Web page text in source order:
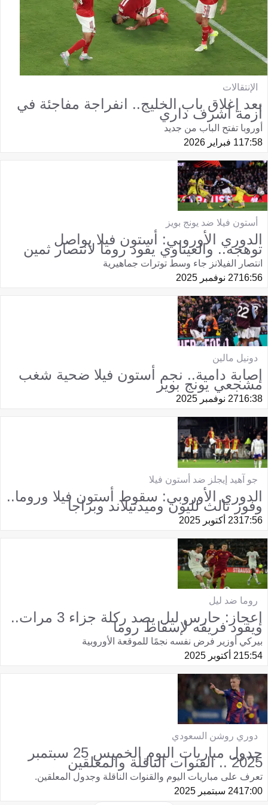
الإنتقالات
بعد إغلاق باب الخليج.. انفراجة مفاجئة في
أزمة أشرف داري
أوروبا تفتح الباب من جديد
17:581 فبراير 2026
أستون فيلا ضد يونج بويز
الدوري الأوروبي: أستون فيلا يواصل
توهجه.. والعيناوي يقود روما لانتصار ثمين
انتصار الفيلانز جاء وسط توترات جماهيرية
16:5627 نوفمبر 2025
دونيل مالين
إصابة دامية.. نجم أستون فيلا ضحية شغب
مشجعي يونج بويز
16:3827 نوفمبر 2025
جو آهيد إيجلز ضد أستون فيلا
الدوري الأوروبي: سقوط أستون فيلا وروما..
وفوز ثالث لليون وميدتيلاند وبراجا
17:5623 أكتوبر 2025
روما ضد ليل
إعجاز: حارس ليل يصد ركلة جزاء 3 مرات..
ويقود فريقه لإسقاط روما
بيركي أوزير فرض نفسه نجمًا للموقعة الأوروبية
15:542 أكتوبر 2025
دوري روشن السعودي
جدول مباريات اليوم الخميس 25 سبتمبر
2025 .. القنوات الناقلة والمعلقين
تعرف على مباريات اليوم والقنوات الناقلة وجدول المعلقين.
17:0024 سبتمبر 2025